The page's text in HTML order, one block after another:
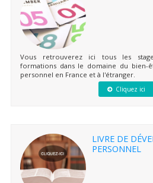
Vous retrouverez ici tous les
formations dans le domaine du bien-
personnel en France et à l'étranger.
Cliquez ici
LIVRE DE
PERSONNEL